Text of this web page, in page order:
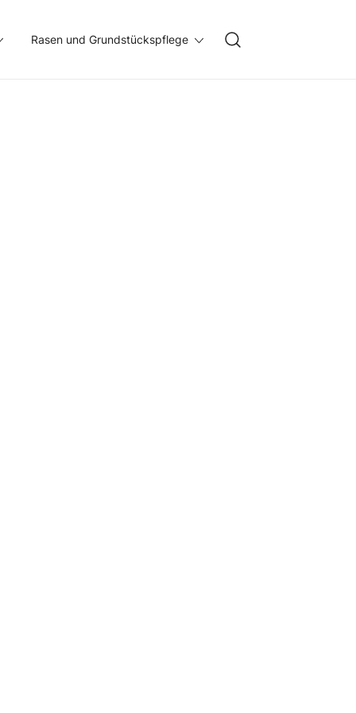
Rasen und Grundstückspflege